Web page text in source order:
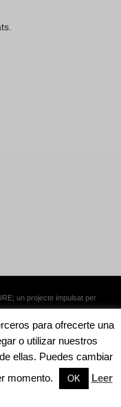
un projecte impulsat per
para ofrecerte una
o utilizar nuestros
ellas. Puedes cambiar
momento.
OK
Leer